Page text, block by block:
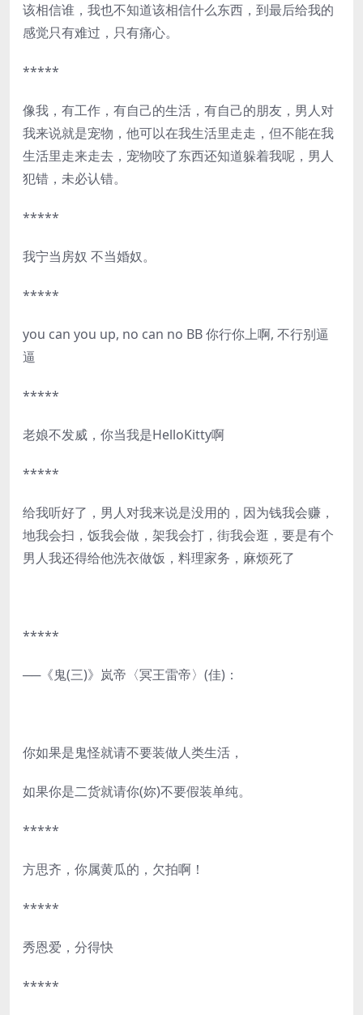
该相信谁，我也不知道该相信什么东西，到最后给我的
感觉只有难过，只有痛心。
*****
像我，有工作，有自己的生活，有自己的朋友，男人对
我来说就是宠物，他可以在我生活里走走，但不能在我
生活里走来走去，宠物咬了东西还知道躲着我呢，男人
犯错，未必认错。
*****
我宁当房奴 不当婚奴。
*****
you can you up, no can no BB 你行你上啊, 不行别逼
逼
*****
老娘不发威，你当我是HelloKitty啊
*****
给我听好了，男人对我来说是没用的，因为钱我会赚，
地我会扫，饭我会做，架我会打，街我会逛，要是有个
男人我还得给他洗衣做饭，料理家务，麻烦死了
*****
──《鬼(三)》岚帝〈冥王雷帝〉(佳)：
你如果是鬼怪就请不要装做人类生活，
如果你是二货就请你(妳)不要假装单纯。
*****
方思齐，你属黄瓜的，欠拍啊！
*****
秀恩爱，分得快
*****